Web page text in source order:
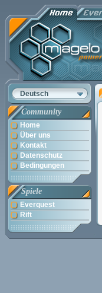
Deutsch
Community
Home
Über uns
Kontakt
Datenschutz
Bedingungen
Spiele
Everquest
Rift